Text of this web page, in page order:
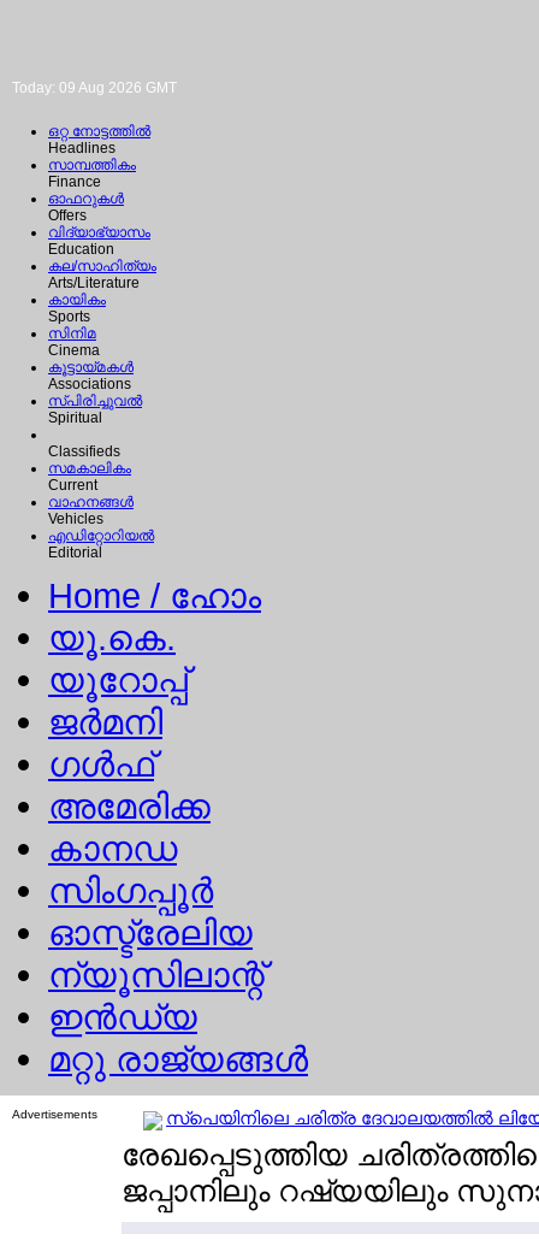
Today: 09 Aug 2026 GMT
ഒറ്റ നോട്ടത്തില്‍
Headlines
സാമ്പത്തികം
Finance
ഓഫറുകള്‍
Offers
വിദ്യാഭ്യാസം
Education
കല/സാഹിത്യം
Arts/Literature
കായികം
Sports
സിനിമ
Cinema
കൂട്ടായ്മകള്‍
Associations
സ്പിരിച്ചുവല്‍
Spiritual
Classifieds
സമകാലികം
Current
വാഹനങ്ങള്‍
Vehicles
എഡിറ്റോറിയല്‍
Editorial
Home / ഹോം
യൂ.കെ.
യൂറോപ്പ്
ജര്‍മനി
ഗള്‍ഫ്
അമേരിക്ക
കാനഡ
സിംഗപ്പൂര്‍
ഓസ്ട്രേലിയ
ന്യൂസിലാന്റ്
ഇന്‍ഡ്യ
മറ്റു രാജ്യങ്ങള്‍
Advertisements സ്പെയിനിലെ ചരിത്ര ദേവാലയത്തില്‍ ലിയോ
രേഖപ്പെടുത്തിയ
ജപ്പാനിലും റഷ്യയിലും